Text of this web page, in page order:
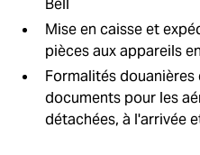
Mise en caisse et
pièces aux appareils
Formalités
documents pour les
détachées, à l'arrivée